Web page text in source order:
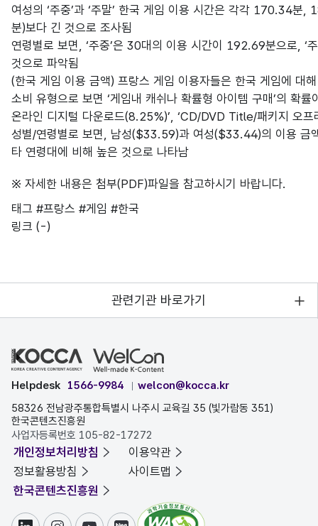
여성의 ‘주중’과 ‘주말’ 한국 게임 이용 시간은 각각 170.34
분)보다 긴 것으로 조사됨
연령별로 보면, ‘주중’은 30대의 이용 시간이 192.69분으로,
것으로 파악됨
(한국 게임 이용 금액) 프랑스 게임 이용자들은 한국 게임에 대
소비 유형으로 보면 ‘게임내 캐쉬나 확률형 아이템 구매’의 확
온라인 디지털 다운로드(8.25%)’, ‘CD/DVD Title/패키지 오
성별/연령별로 보면, 남성($33.59)과 여성($33.44)의 이용
타 연령대에 비해 높은 것으로 나타남
※ 자세한 내용은 첨부(PDF)파일을 참고하시기 바랍니다.
태그 #프랑스 #게임 #한국
링크 (-)
관련기관 바로가기
Helpdesk 1566-9984
welcon@kocca.kr
58326 전남광주통합특별시 나주시 교육길 35 (빛가람동 351)
한국콘텐츠진흥원
사업자등록번호 105-82-17272
개인정보처리방침
이용약관
정보활용방침
사이트맵
한국콘텐츠진흥원